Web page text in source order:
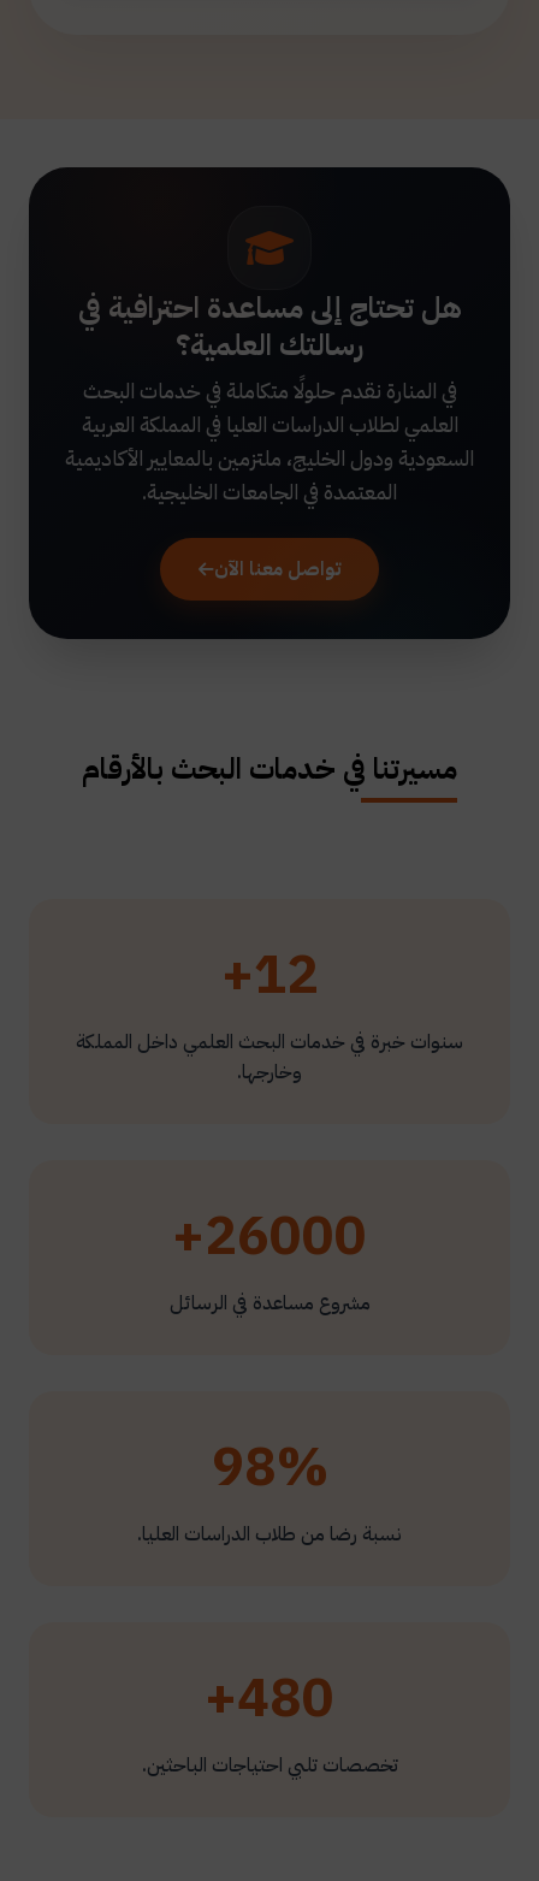
هل تحتاج إلى مساعدة احترافية في
رسالتك العلمية؟
في المنارة نقدم حلولًا متكاملة في خدمات البحث
العلمي لطلاب الدراسات العليا في المملكة العربية
السعودية ودول الخليج، ملتزمين بالمعايير الأكاديمية
المعتمدة في الجامعات الخليجية.
تواصل معنا الآن
مسيرتنا في خدمات البحث بالأرقام
12+
سنوات خبرة في خدمات البحث العلمي داخل المملكة
وخارجها.
26000+
مشروع مساعدة في الرسائل
98%
نسبة رضا من طلاب الدراسات العليا.
480+
تخصصات تلبي احتياجات الباحثين.